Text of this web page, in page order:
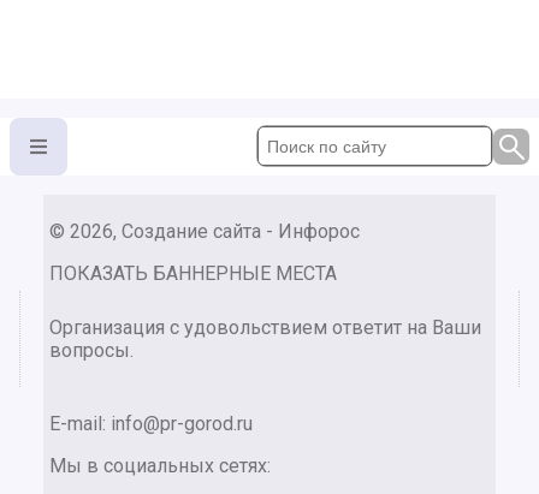
© 2026, Создание сайта - Инфорос
ПОКАЗАТЬ БАННЕРНЫЕ МЕСТА
Организация с удовольствием ответит на Ваши
вопросы.
E-mail: info@pr-gorod.ru
Мы в социальных сетях: